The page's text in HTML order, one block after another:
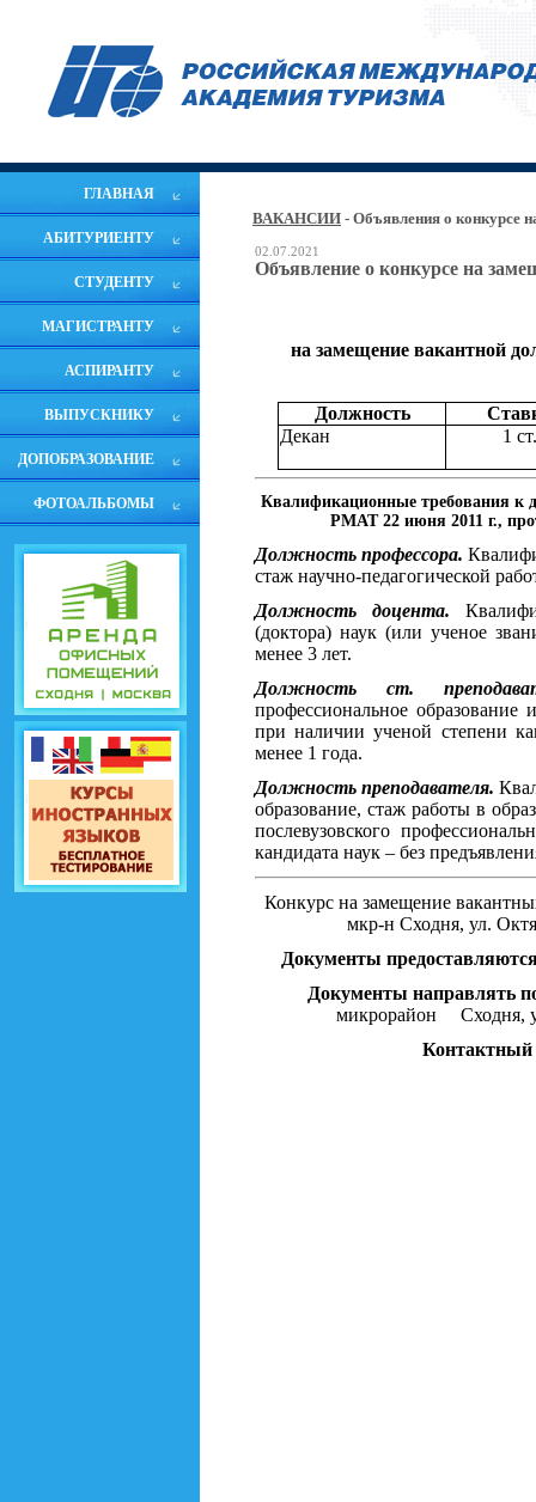
ГЛАВНАЯ
АБИТУРИЕНТУ
СТУДЕНТУ
МАГИСТРАНТУ
АСПИРАНТУ
ВЫПУСКНИКУ
ДОПОБРАЗОВАНИЕ
ФОТОАЛЬБОМЫ
ВАКАНСИИ - Объявления о конкурсе
02.07.2021
Объявление о конкурсе на
на замещение вакантной
Должность
Декан
1 ст.
Квалификационные требования к
РМАТ 22 июня 2011 г.,
Должность профессора.
стаж научно-педагогической
Должность доцента.
(доктора) наук (или ученое
менее 3 лет.
Должность ст.
профессиональное
при наличии ученой степени
менее 1 года.
Должность преподавателя.
образование, стаж работы в
послевузовского
кандидата наук – без
Конкурс на замещение
мкр-н Сходня, ул.
Документы
Документы направлять
микрорайон Сходня,
Контактный